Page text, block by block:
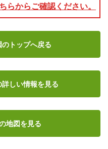
らからご確認ください。
トップへ戻る
詳しい情報を見る
地図を見る